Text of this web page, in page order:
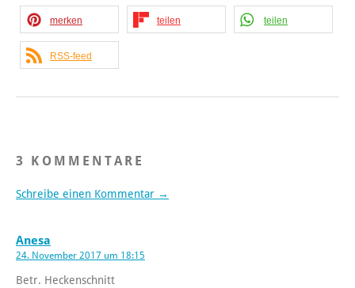
merken teilen teilen
RSS-feed
3 KOMMENTARE
Schreibe einen Kommentar →
Anesa
24. November 2017 um 18:15
Betr. Heckenschnitt